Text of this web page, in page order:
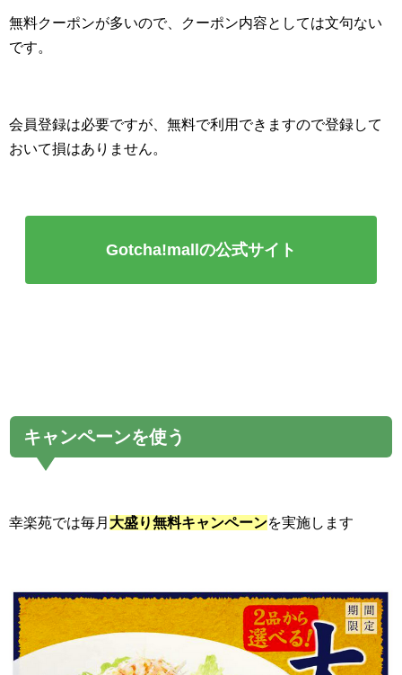
無料クーポンが多いので、クーポン内容としては文句ない
です。
会員登録は必要ですが、無料で利用できますので登録して
おいて損はありません。
Gotcha!mallの公式サイト
キャンペーンを使う
幸楽苑では毎月 大盛り無料キャンペーンを実施します